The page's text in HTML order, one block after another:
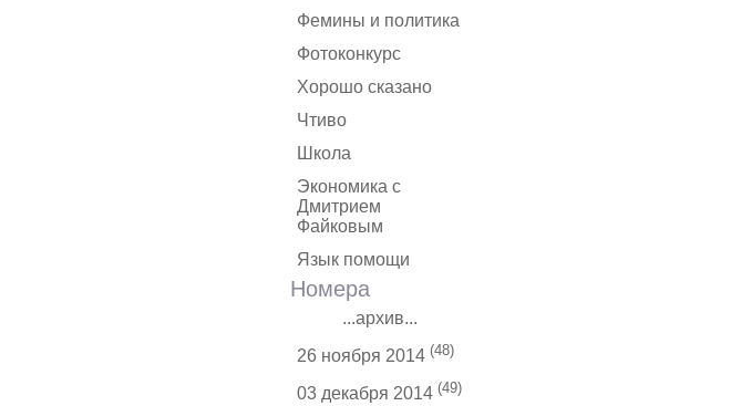
Фемины и политика
Фотоконкурс
Хорошо сказано
Чтиво
Школа
Экономика с
Дмитрием
Файковым
Язык помощи
Номера
...архив...
26 ноября 2014 (48)
03 декабря 2014 (49)